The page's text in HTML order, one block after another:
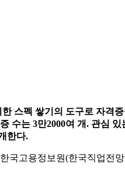
스펙 쌓기의 도구로 자격
수는 3만2000여 개. 관심
한다.
국고용정보원(한국직업전망